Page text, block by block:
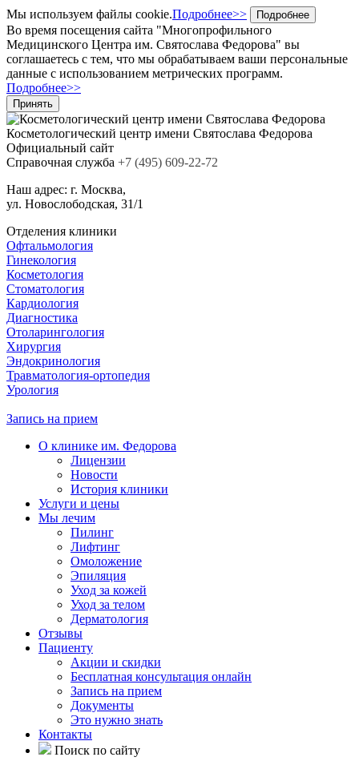
Мы используем файлы cookie.Подробнее>> Подробнее
Во время посещения сайта "Многопрофильного
Медицинского Центра им. Святослава Федорова" вы
соглашаетесь с тем, что мы обрабатываем ваши персональные
данные с использованием метрических программ.
Подробнее>>
Принять
Косметологический центр имени Святослава Федорова
Официальный сайт
Cправочная служба +7 (495) 609-22-72
Наш адрес: г. Москва,
ул. Новослободская, 31/1
Отделения клиники
Офтальмология
Гинекология
Косметология
Стоматология
Кардиология
Диагностика
Отоларингология
Хирургия
Эндокринология
Травматология-ортопедия
Урология
Запись на прием
О клинике им. Федорова
Лицензии
Новости
История клиники
Услуги и цены
Мы лечим
Пилинг
Лифтинг
Омоложение
Эпиляция
Уход за кожей
Уход за телом
Дерматология
Отзывы
Пациенту
Акции и скидки
Бесплатная консультация онлайн
Запись на прием
Документы
Это нужно знать
Контакты
Поиск по сайту